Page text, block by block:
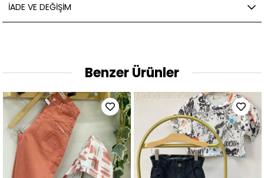
İADE VE DEĞIŞIM
Benzer Ürünler